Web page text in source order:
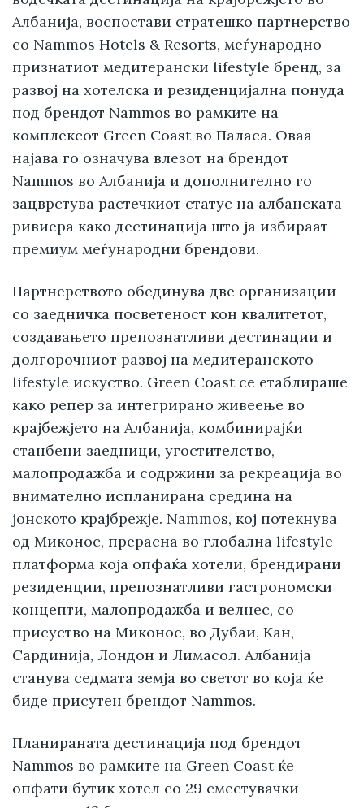
Албанија, воспостави стратешко партнерство
со Nammos Hotels & Resorts, меѓународно
признатиот медитерански lifestyle бренд, за
развој на хотелска и резиденцијална понуда
под брендот Nammos во рамките на
комплексот Green Coast во Паласа. Оваа
најава го означува влезот на брендот
Nammos во Албанија и дополнително го
зацврстува растечкиот статус на албанската
ривиера како дестинација што ја избираат
премиум меѓународни брендови.
Партнерството обединува две организации
со заедничка посветеност кон квалитетот,
создавањето препознатливи дестинации и
долгорочниот развој на медитеранското
lifestyle искуство. Green Coast се етаблираше
како репер за интегрирано живеење во
крајбежјето на Албанија, комбинирајќи
станбени заедници, угостителство,
малопродажба и содржини за рекреација во
внимателно испланирана средина на
јонското крајбрежје. Nammos, кој потекнува
од Миконос, прерасна во глобална lifestyle
платформа која опфаќа хотели, брендирани
резиденции, препознатливи гастрономски
концепти, малопродажба и велнес, со
присуство на Миконос, во Дубаи, Кан,
Сардинија, Лондон и Лимасол. Албанија
станува седмата земја во светот во која ќе
биде присутен брендот Nammos.
Планираната дестинација под брендот
Nammos во рамките на Green Coast ќе
опфати бутик хотел со 29 сместувачки